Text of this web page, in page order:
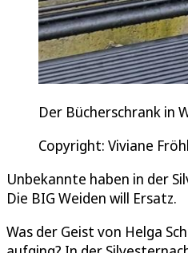
Der Bücherschrank in
Copyright: Viviane
Unbekannte haben in der
Die BIG Weiden will Ersatz.
Was der Geist von Helga